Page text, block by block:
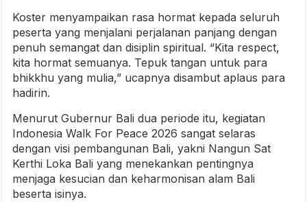
Koster menyampaikan rasa hormat kepada seluruh
peserta yang menjalani perjalanan panjang dengan
penuh semangat dan disiplin spiritual. “Kita respect,
kita hormat semuanya. Tepuk tangan untuk para
bhikkhu yang mulia,” ucapnya disambut aplaus para
hadirin.
Menurut Gubernur Bali dua periode itu, kegiatan
Indonesia Walk For Peace 2026 sangat selaras
dengan visi pembangunan Bali, yakni Nangun Sat
Kerthi Loka Bali yang menekankan pentingnya
menjaga kesucian dan keharmonisan alam Bali
beserta isinya.